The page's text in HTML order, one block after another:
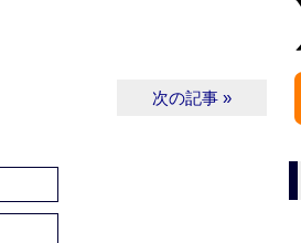
次の記事 »